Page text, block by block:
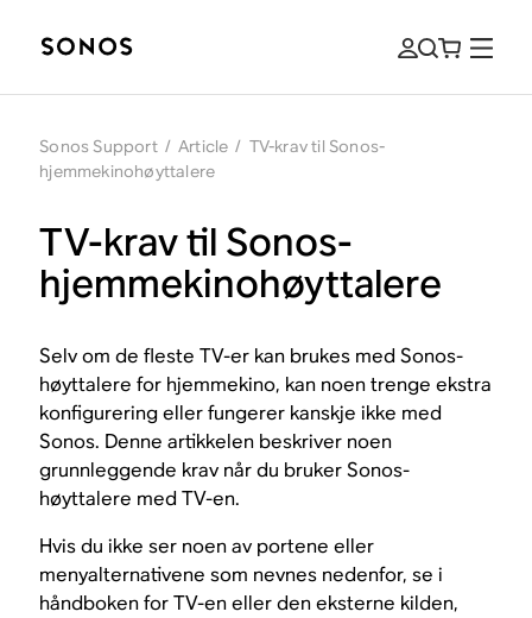
Sonos Support / Article / TV-krav til Sonos-
hjemmekinohøyttalere
TV-krav til Sonos-
hjemmekinohøyttalere
Selv om de fleste TV-er kan brukes med Sonos-
høyttalere for hjemmekino, kan noen trenge ekstra
konfigurering eller fungerer kanskje ikke med
Sonos. Denne artikkelen beskriver noen
grunnleggende krav når du bruker Sonos-
høyttalere med TV-en.
Hvis du ikke ser noen av portene eller
menyalternativene som nevnes nedenfor, se i
håndboken for TV-en eller den eksterne kilden,